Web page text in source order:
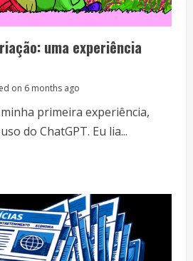
uma experiência
on 6 months ago
primeira experiência,
do ChatGPT. Eu lia...